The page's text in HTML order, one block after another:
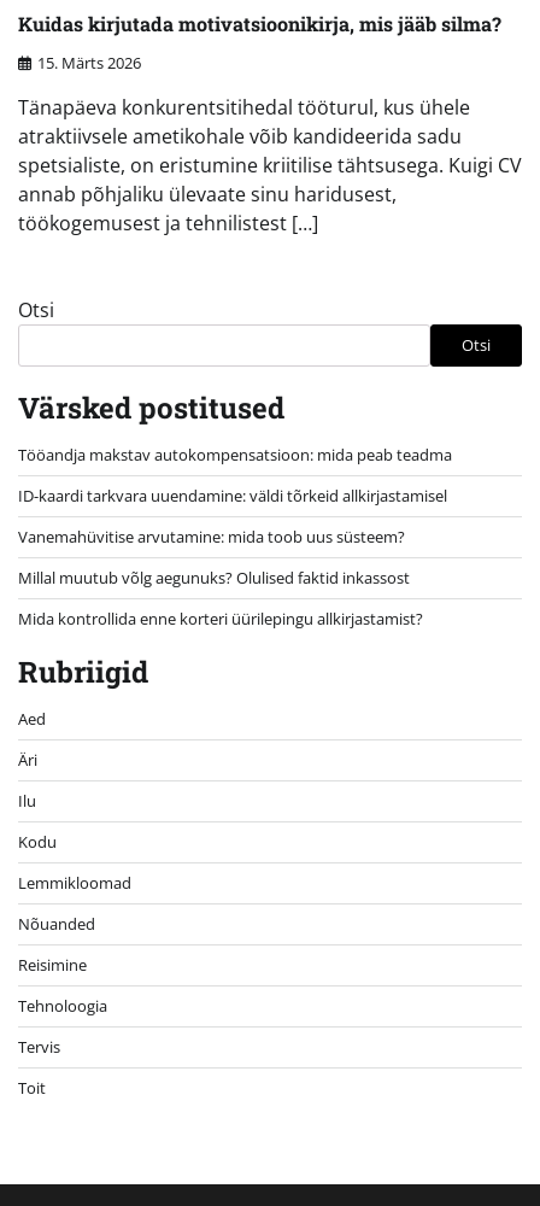
Kuidas kirjutada motivatsioonikirja, mis jääb silma?
15. Märts 2026
Tänapäeva konkurentsitihedal tööturul, kus ühele
atraktiivsele ametikohale võib kandideerida sadu
spetsialiste, on eristumine kriitilise tähtsusega. Kuigi CV
annab põhjaliku ülevaate sinu haridusest,
töökogemusest ja tehnilistest […]
Otsi
Otsi
Värsked postitused
Tööandja makstav autokompensatsioon: mida peab teadma
ID-kaardi tarkvara uuendamine: väldi tõrkeid allkirjastamisel
Vanemahüvitise arvutamine: mida toob uus süsteem?
Millal muutub võlg aegunuks? Olulised faktid inkassost
Mida kontrollida enne korteri üürilepingu allkirjastamist?
Rubriigid
Aed
Äri
Ilu
Kodu
Lemmikloomad
Nõuanded
Reisimine
Tehnoloogia
Tervis
Toit